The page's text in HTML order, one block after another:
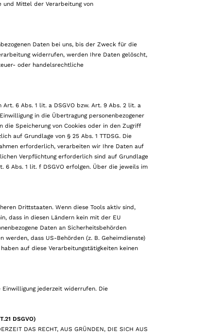
Mittel der Verarbeitung von
Daten bei uns, bis der Zweck für die
widerrufen, werden Ihre Daten gelöscht,
oder handelsrechtliche
6 Abs. 1 lit. a DSGVO bzw. Art. 9 Abs. 2 lit. a
in die Übertragung personenbezogener
Speicherung von Cookies oder in den Zugriff
auf Grundlage von § 25 Abs. 1 TTDSG. Die
erforderlich, verarbeiten wir Ihre Daten auf
Verpflichtung erforderlich sind auf Grundlage
6 Abs. 1 lit. f DSGVO erfolgen. Über die jeweils im
Drittstaaten. Wenn diese Tools aktiv sind,
dass in diesen Ländern kein mit der EU
Daten an Sicherheitsbehörden
werden, dass US-Behörden (z. B. Geheimdienste)
auf diese Verarbeitungstätigkeiten keinen
jederzeit widerrufen. Die
DSGVO)
DAS RECHT, AUS GRÜNDEN, DIE SICH AUS